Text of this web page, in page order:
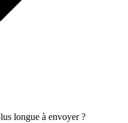
longue à envoyer ?